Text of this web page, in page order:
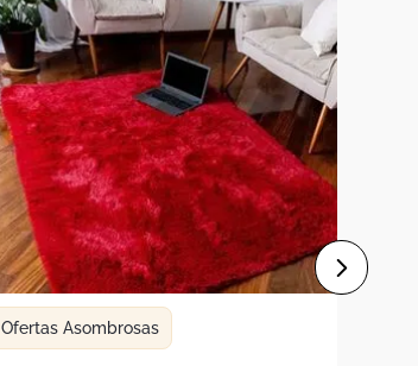
Ofertas Asombrosas